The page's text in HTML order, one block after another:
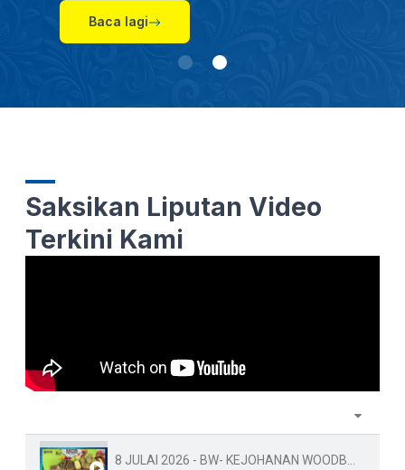
Baca lagi
Saksikan Liputan Video
Terkini Kami